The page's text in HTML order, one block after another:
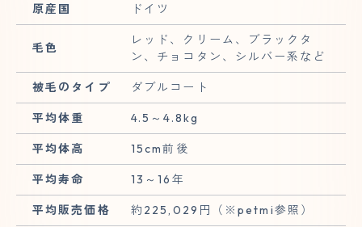
原産国 ドイツ
毛色
レッド、クリーム、ブラックタ
ン、チョコタン、シルバー系など
被毛のタイプ ダブルコート
平均体重 4.5～4.8kg
平均体高 15cm前後
平均寿命 13～16年
平均販売価格 約225,029円（※petmi参照）